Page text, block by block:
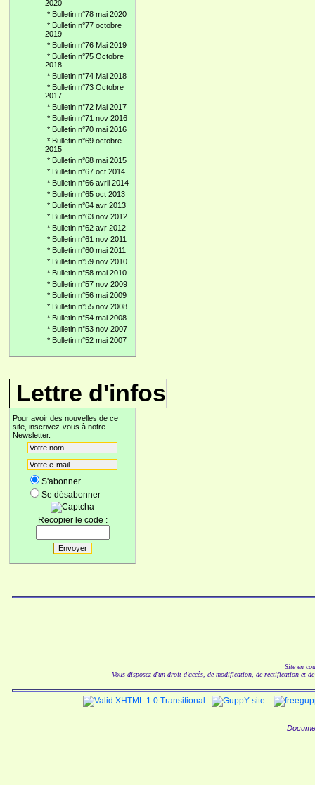
2020
* Bulletin n°78 mai 2020
* Bulletin n°77 octobre
2019
* Bulletin n°76 Mai 2019
* Bulletin n°75 Octobre
2018
* Bulletin n°74 Mai 2018
* Bulletin n°73 Octobre
2017
* Bulletin n°72 Mai 2017
* Bulletin n°71 nov 2016
* Bulletin n°70 mai 2016
* Bulletin n°69 octobre
2015
* Bulletin n°68 mai 2015
* Bulletin n°67 oct 2014
* Bulletin n°66 avril 2014
* Bulletin n°65 oct 2013
* Bulletin n°64 avr 2013
* Bulletin n°63 nov 2012
* Bulletin n°62 avr 2012
* Bulletin n°61 nov 2011
* Bulletin n°60 mai 2011
* Bulletin n°59 nov 2010
* Bulletin n°58 mai 2010
* Bulletin n°57 nov 2009
* Bulletin n°56 mai 2009
* Bulletin n°55 nov 2008
* Bulletin n°54 mai 2008
* Bulletin n°53 nov 2007
* Bulletin n°52 mai 2007
Lettre d'infos
Pour avoir des nouvelles de ce
site, inscrivez-vous à notre
Newsletter.
S'abonner
Se désabonner
Recopier le code :
Site en
Vous disposez d'un droit d'accès, de modification, de rectification et